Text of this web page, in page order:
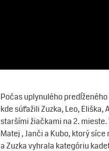
Počas uplynulého
kde súťažili Zuzka, Leo, Eliška,
staršími žiačkami na 2.
Matej , Janči a Kubo, ktorý
a Zuzka vyhrala kategóriu